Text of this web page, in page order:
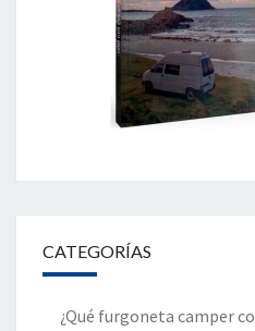
CATEGORÍAS
¿Qué furgoneta camper